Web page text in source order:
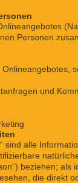
Personen
und
sind alle
beziehen; als
die direkt